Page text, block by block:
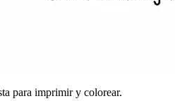
para imprimir y colorear.